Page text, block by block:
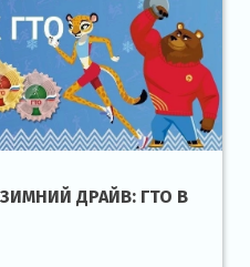
ДРАЙВ: ГТО В